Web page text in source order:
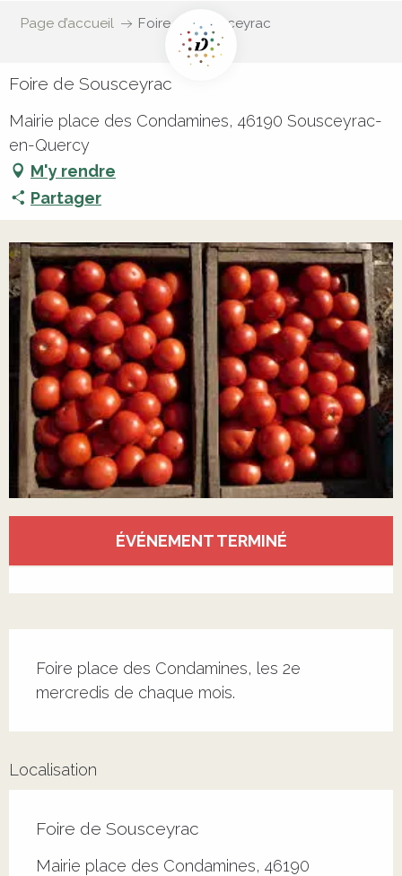
Page d’accueil Foire de Sousceyrac
Foire de Sousceyrac
Mairie place des Condamines, 46190 Sousceyrac-
en-Quercy
M'y rendre
Partager
Ouverture et coordonnées
ÉVÉNEMENT TERMINÉ
Foire place des Condamines, les 2e
mercredis de chaque mois.
Localisation
Foire de Sousceyrac
Mairie place des Condamines, 46190